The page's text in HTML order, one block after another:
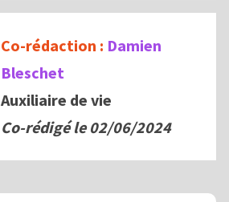
Co-rédaction : Damien
Bleschet
Auxiliaire de vie
Co-rédigé le02/06/2024